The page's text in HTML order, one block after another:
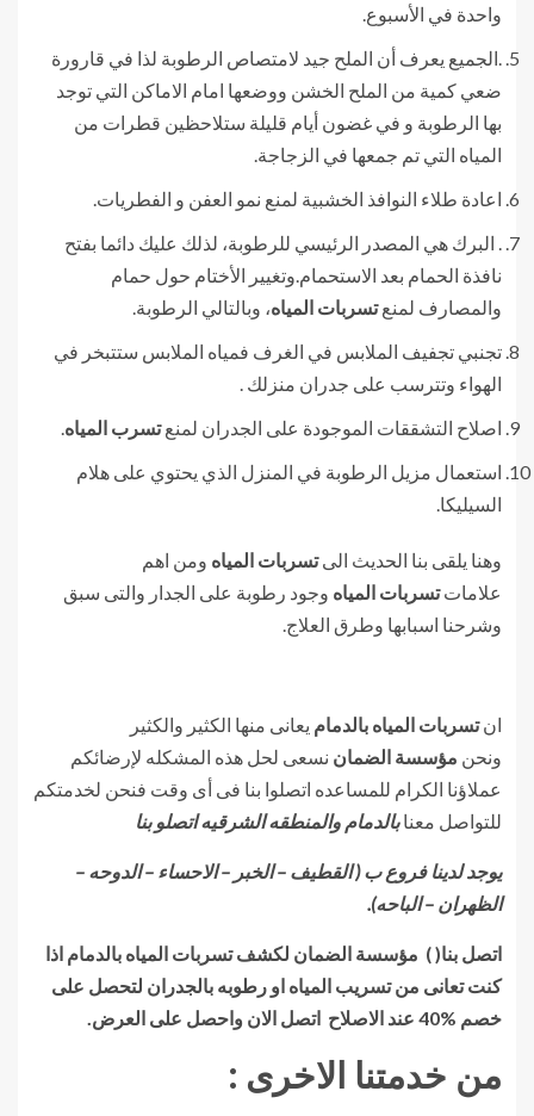
واحدة في الأسبوع.
.الجميع يعرف أن الملح جيد لامتصاص الرطوبة لذا في قارورة
ضعي كمية من الملح الخشن ووضعها امام الاماكن التي توجد
بها الرطوبة و في غضون أيام قليلة ستلاحظين قطرات من
المياه التي تم جمعها في الزجاجة.
اعادة طلاء النوافذ الخشبية لمنع نمو العفن و الفطريات.
. البرك هي المصدر الرئيسي للرطوبة، لذلك عليك دائما بفتح
نافذة الحمام بعد الاستحمام.وتغيير الأختام حول حمام
والمصارف لمنعتسربات المياه، وبالتالي الرطوبة.
تجنبي تجفيف الملابس في الغرف فمياه الملابس ستتبخر في
الهواء وتترسب على جدران منزلك .
اصلاح التشققات الموجودة على الجدران لمنعتسرب المياه.
استعمال مزيل الرطوبة في المنزل الذي يحتوي على هلام
السيليكا.
وهنا يلقى بنا الحديث الىتسربات المياه ومن اهم
علاماتتسربات المياه وجود رطوبة على الجدار والتى سبق
وشرحنا اسبابها وطرق العلاج.
انتسربات المياه بالدمام يعانى منها الكثير والكثير
ونحن مؤسسة الضمان نسعى لحل هذه المشكله لإرضائكم
عملاؤنا الكرام للمساعده اتصلوا بنا فى أى وقت فنحن لخدمتكم
للتواصل معنابالدمام والمنطقه الشرقيه اتصلو بنا
يوجد لدينا فروع ب ( القطيف – الخبر – الاحساء – الدوحه –
الظهران – الباحه).
اتصل بنا( ) مؤسسة الضمان لكشف تسربات المياه بالدمام اذا
كنت تعانى من تسريب المياه او رطوبه بالجدران لتحصل على
خصم %40 عند الاصلاح اتصل الان واحصل على العرض.
من خدمتنا الاخرى :